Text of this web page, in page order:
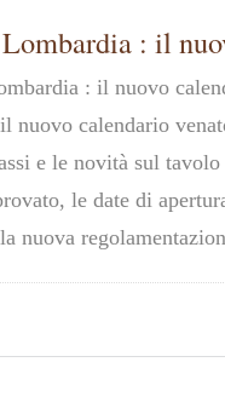
: il
: il nuovo
nuovo calendario
e le novità sul
le date di
nuova